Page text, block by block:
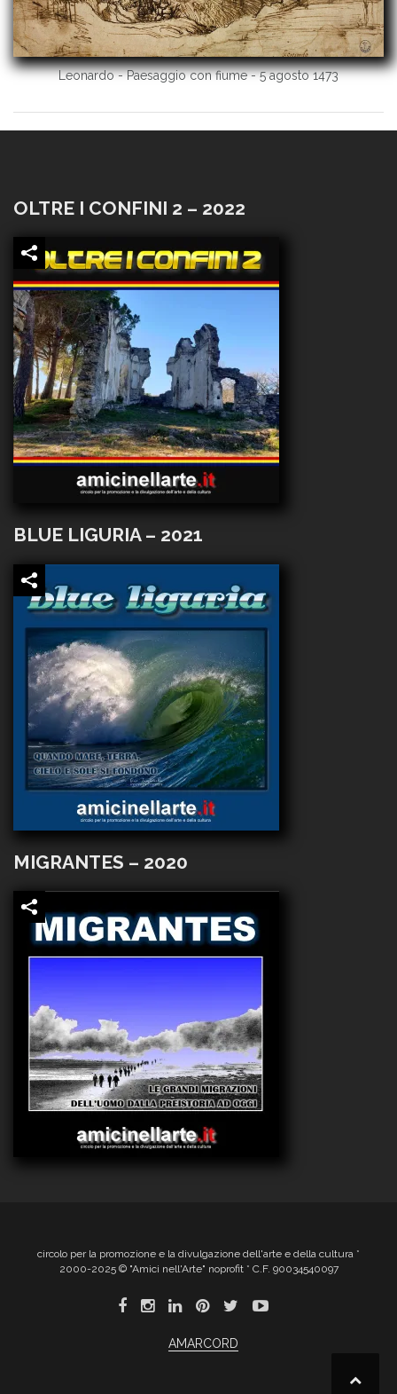
Leonardo - Paesaggio con fiume - 5 agosto 1473
OLTRE I CONFINI 2 – 2022
BLUE LIGURIA – 2021
MIGRANTES – 2020
circolo per la promozione e la divulgazione dell'arte e della cultura *
2000-2025 © "Amici nell'Arte" noprofit * C.F. 90034540097
AMARCORD